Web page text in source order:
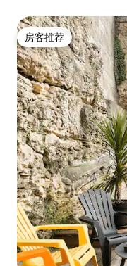
房客推荐
房客推荐